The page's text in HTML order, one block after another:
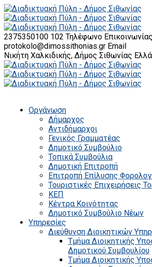
2375350100 102 Τηλέφωνο Επικοινωνίας
protokolo@dimossithonias.gr Email
Νικήτη Χαλκιδικής, Δήμος Σιθωνίας
Οργάνωση
Δήμαρχος
Αντιδήμαρχοι
Γενικός Γραμματέας
Δημοτικό Συμβούλιο
Τοπικά Συμβούλια
Δημοτική Επιτροπή
Επιτροπή Επίλυσης
Τουριστικές Επιχειρήσεις
ΚΕΠ
Κέντρα Κοινότητας
Δημοτικό Συμβούλιο Νέων
Υπηρεσίες
Διεύθυνση Διοικητικών
Τμήμα Διοικητικής
Δημοτικού Συμβουλίου
Τμήμα Διοικητικής